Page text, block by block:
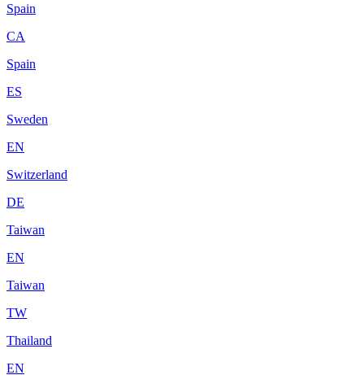
Spain
CA
Spain
ES
Sweden
EN
Switzerland
DE
Taiwan
EN
Taiwan
TW
Thailand
EN